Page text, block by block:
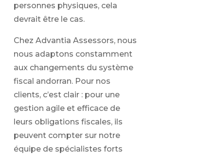
personnes physiques, cela
devrait être le cas.
Chez Advantia Assessors, nous
nous adaptons constamment
aux changements du système
fiscal andorran. Pour nos
clients, c’est clair : pour une
gestion agile et efficace de
leurs obligations fiscales, ils
peuvent compter sur notre
équipe de spécialistes forts